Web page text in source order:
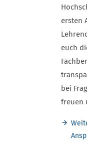
ersten
euch
bei
freuen